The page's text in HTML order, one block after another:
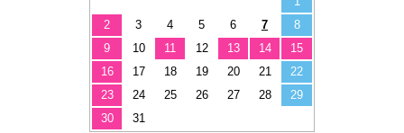
2
3 4 5 6 7
8
9
10 11 12 13 14
15
16
17 18 19 20 21
22
23
24 25 26 27 28
29
30
31